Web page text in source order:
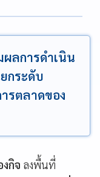
ลการดำเนิน
กระดับ
รตลาดของ
งกิจ ลงพื้นที่